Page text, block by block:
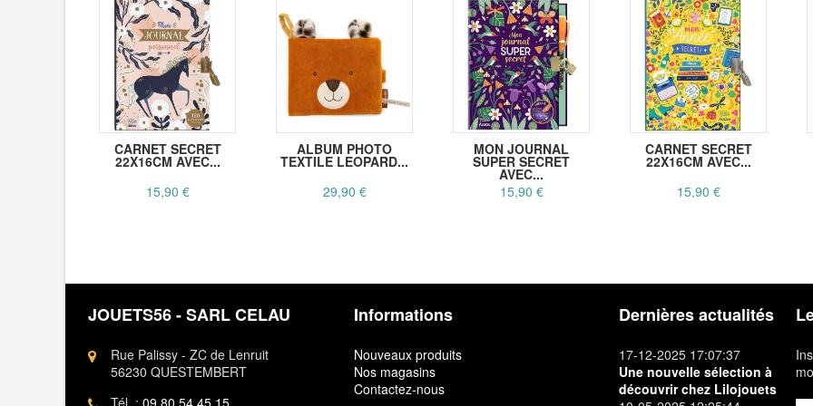
CARNET SECRET
22X16CM AVEC...
15,90 €
ALBUM PHOTO
TEXTILE LEOPARD...
29,90 €
MON JOURNAL
SUPER SECRET
AVEC...
15,90 €
CARNET SECRET
22X16CM AVEC...
15,90 €
JOUETS56 - SARL CELAU
Rue Palissy - ZC de Lenruit
56230 QUESTEMBERT
Informations
Nouveaux produits
Nos magasins
Contactez-nous
Dernières actualités
17-12-2025 17:07:37
Une nouvelle sélection à
découvrir chez Lilojouets